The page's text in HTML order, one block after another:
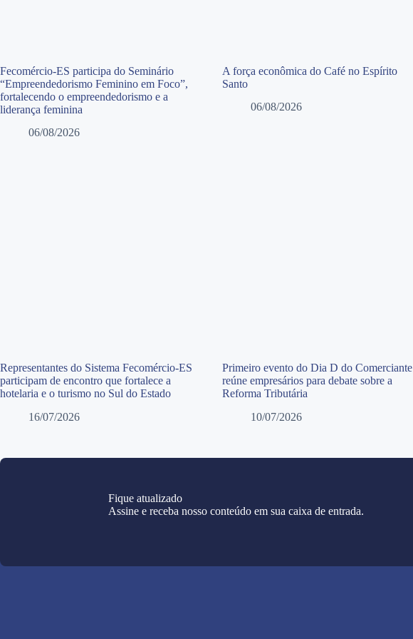
Fecomércio-ES participa do Seminário
“Empreendedorismo Feminino em Foco”,
fortalecendo o empreendedorismo e a
liderança feminina
06/08/2026
A força econômica do Café no Espírito
Santo
06/08/2026
Representantes do Sistema Fecomércio-ES
participam de encontro que fortalece a
hotelaria e o turismo no Sul do Estado
16/07/2026
Primeiro evento do Dia D do Comerciante
reúne empresários para debate sobre a
Reforma Tributária
10/07/2026
Fique atualizado
Assine e receba nosso conteúdo em sua caixa de entrada.